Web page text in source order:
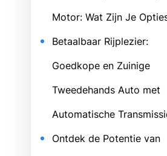
Motor: Wat Zijn Je
Betaalbaar Rijplezier:
Goedkope en Zuinige
Tweedehands Auto met
Automatische
Ontdek de Potentie van